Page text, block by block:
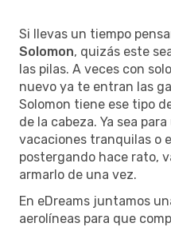
Si llevas un tiempo
Solomon, quizás este
las pilas. A veces con
nuevo ya te entran las
Solomon tiene ese tipo
de la cabeza. Ya sea
vacaciones tranquilas o
postergando hace rato,
armarlo de una vez.
En eDreams juntamos
aerolíneas para que